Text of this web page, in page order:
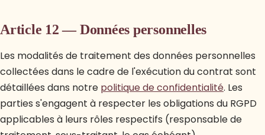
Article 12 — Données personnelles
Les modalités de traitement des données personnelles
collectées dans le cadre de l'exécution du contrat sont
détaillées dans notre politique de confidentialité. Les
parties s'engagent à respecter les obligations du RGPD
applicables à leurs rôles respectifs (responsable de